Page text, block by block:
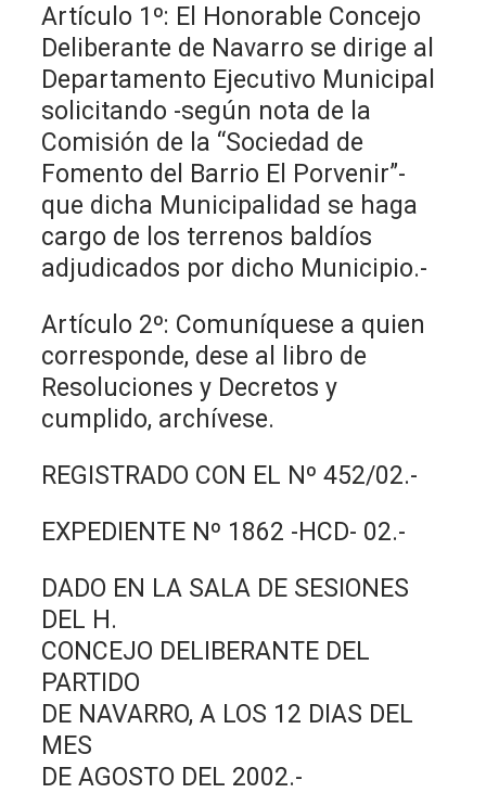
Artículo 1º: El Honorable Concejo
Deliberante de Navarro se dirige al
Departamento Ejecutivo Municipal
solicitando -según nota de la
Comisión de la “Sociedad de
Fomento del Barrio El Porvenir”-
que dicha Municipalidad se haga
cargo de los terrenos baldíos
adjudicados por dicho Municipio.-
Artículo 2º: Comuníquese a quien
corresponde, dese al libro de
Resoluciones y Decretos y
cumplido, archívese.
REGISTRADO CON EL Nº 452/02.-
EXPEDIENTE Nº 1862 -HCD- 02.-
DADO EN LA SALA DE SESIONES
DEL H.
CONCEJO DELIBERANTE DEL
PARTIDO
DE NAVARRO, A LOS 12 DIAS DEL
MES
DE AGOSTO DEL 2002.-